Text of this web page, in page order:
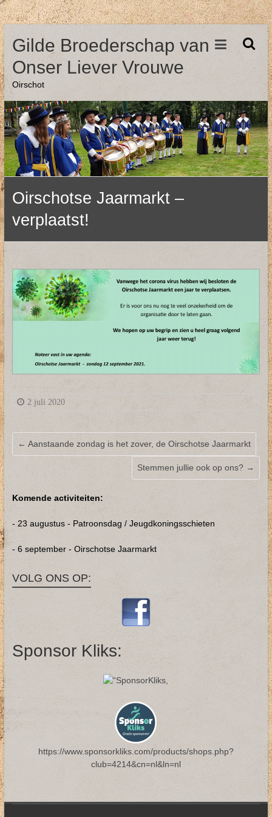
Ga
naar
de
inhoud
Gilde Broederschap van
Onser Liever Vrouwe
Oirschot
Oirschotse Jaarmarkt –
verplaatst!
2 juli 2020
← Aanstaande zondag is het zover, de Oirschotse Jaarmarkt
Stemmen jullie ook op ons? →
Komende activiteiten:
- 23 augustus - Patroonsdag / Jeugdkoningsschieten
- 6 september - Oirschotse Jaarmarkt
VOLG ONS OP:
Sponsor Kliks:
https://www.sponsorkliks.com/products/shops.php?
club=4214&cn=nl&ln=nl